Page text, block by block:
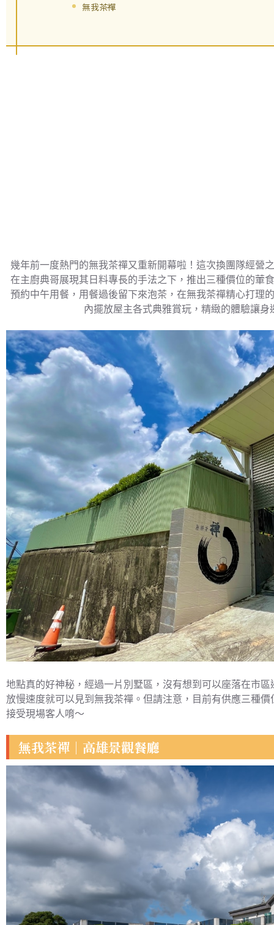
無我茶禪
幾年前一度熱門的無我茶禪又重新開幕啦！這次換團隊經營
在主廚典哥展現其日料專長的手法之下，推出三種價位的葷
預約中午用餐，用餐過後留下來泡茶，在無我茶禪精心打理
內擺放屋主各式典雅賞玩，精緻的體驗讓
地點真的好神秘，經過一片別墅區，沒有想到可以座落在市
放慢速度就可以見到無我茶禪。但請注意，目前有供應三種
接受現場客人唷～
無我茶禪｜高雄景觀餐廳